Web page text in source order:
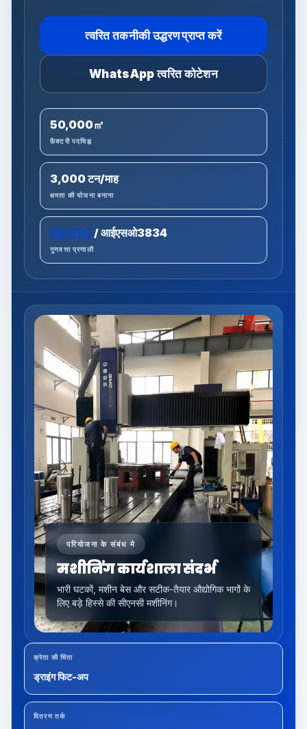
त्वरित तकनीकी उद्धरण प्राप्त करें
WhatsApp त्वरित कोटेशन
50,000㎡
फ़ैक्टरी पदचिह्न
3,000 टन/माह
क्षमता की योजना बनाना
EN1090 / आईएसओ3834
गुणवत्ता प्रणाली
परियोजना के संबंध मे
मशीनिंग कार्यशाला संदर्भ
भारी घटकों, मशीन बेस और सटीक-तैयार औद्योगिक भागों के
लिए बड़े हिस्से की सीएनसी मशीनिंग।
क्रेता की चिंता
ड्राइंग फिट-अप
वितरण तर्क